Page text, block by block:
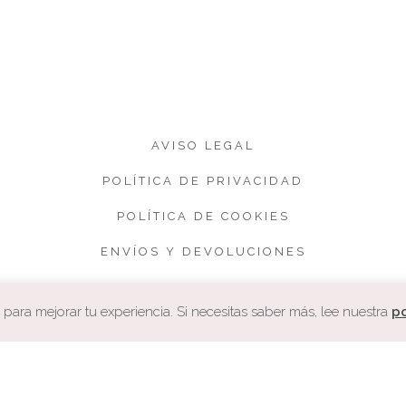
AVISO LEGAL
POLÍTICA DE PRIVACIDAD
POLÍTICA DE COOKIES
ENVÍOS Y DEVOLUCIONES
mejorar tu experiencia. Si necesitas saber más, lee nuestra